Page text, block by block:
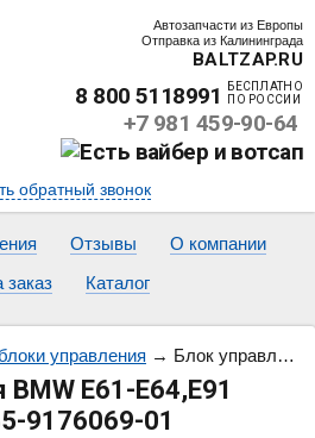
Автозапчасти из Европы
Отправка из Калининграда
BALTZAP.RU
8 800 5118991
БЕСПЛАТНО
ПО РОССИИ
+7 981 459-90-64
обратный звонок
Отзывы
О компании
заказ Каталог
управления → Блок управления BMW E61-E64,E91 5WK49111D 61.35-9176069-01
E61-E64,E91
9176069-01